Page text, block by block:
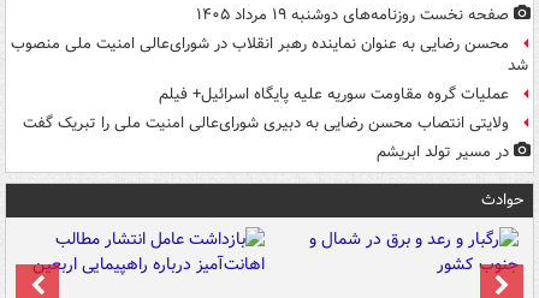
صفحه نخست روزنامه‌های دوشنبه ۱۹ مرداد ۱۴۰۵
محسن رضایی به عنوان نماینده رهبر انقلاب در شورای‌عالی امنیت ملی منصوب
شد
عملیات گروه مقاومت سوریه علیه پایگاه اسرائیل+ فیلم
ولایتی انتصاب محسن رضایی به دبیری شورای‌عالی امنیت ملی را تبریک گفت
در مسیر تولد ابریشم
حوادث